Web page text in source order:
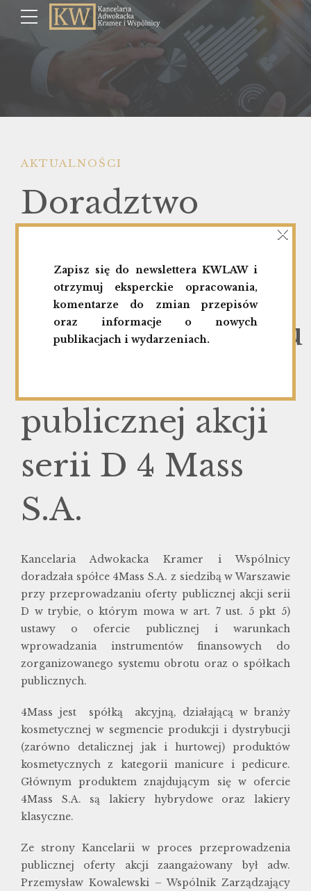
AKTUALNOŚCI
Doradztwo
KWLAW przy
przeprowadzeniu
publicznej akcji
serii D 4 Mass
S.A.
Kancelaria Adwokacka Kramer i Wspólnicy
doradzała spółce 4Mass S.A. z siedzibą w Warszawie
przy przeprowadzaniu oferty publicznej akcji serii
D w trybie, o którym mowa w art. 7 ust. 5 pkt 5)
ustawy o ofercie publicznej i warunkach
wprowadzania instrumentów finansowych do
zorganizowanego systemu obrotu oraz o spółkach
publicznych.
4Mass jest spółką akcyjną, działającą w branży
kosmetycznej w segmencie produkcji i dystrybucji
(zarówno detalicznej jak i hurtowej) produktów
kosmetycznych z kategorii manicure i pedicure.
Głównym produktem znajdującym się w ofercie
4Mass S.A. są lakiery hybrydowe oraz lakiery
klasyczne.
Ze strony Kancelarii w proces przeprowadzenia
publicznej oferty akcji zaangażowany był adw.
Przemysław Kowalewski – Wspólnik Zarządzający
Zapisz się do newslettera KWLAW i
otrzymuj eksperckie opracowania,
komentarze do zmian przepisów
oraz informacje o nowych
publikacjach i wydarzeniach.
×